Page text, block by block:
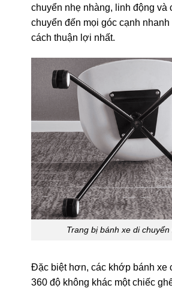
chuyển nhẹ nhàng, linh động và
chuyển đến mọi góc cạnh nhanh
cách thuận lợi nhất.
Trang bị bánh xe di chuyển
Đặc biệt hơn, các khớp bánh xe
360 độ không khác một chiếc